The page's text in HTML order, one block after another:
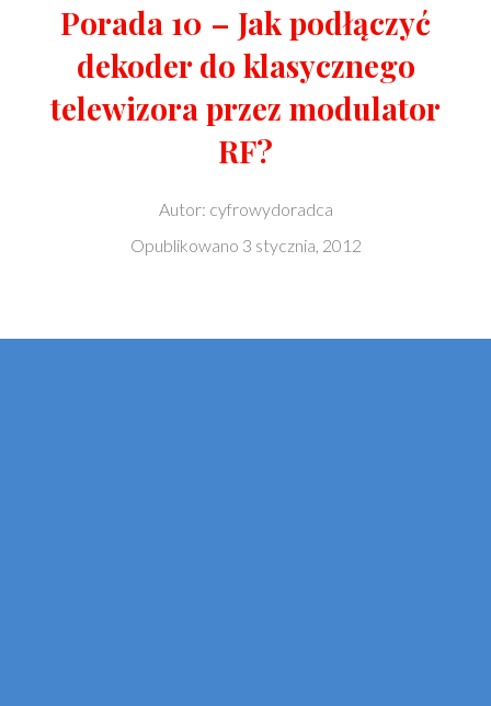
Porada 10 – Jak podłączyć
dekoder do klasycznego
telewizora przez modulator
RF?
Autor: cyfrowydoradca
Opublikowano 3 stycznia, 2012